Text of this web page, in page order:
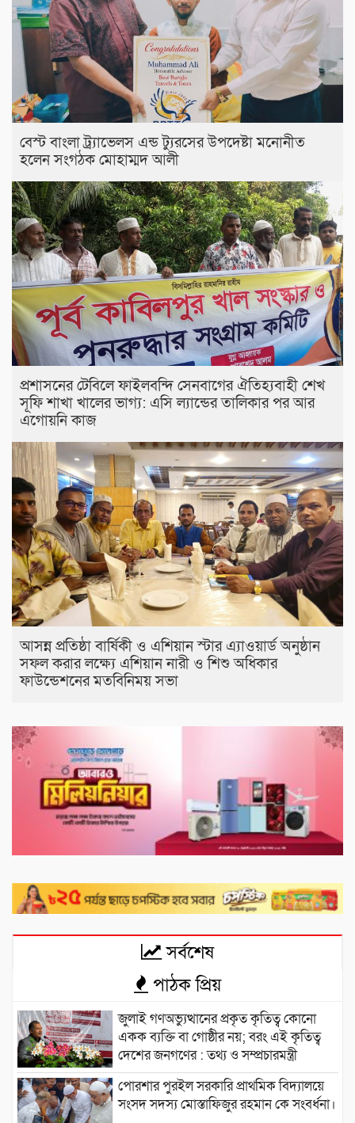
বেস্ট বাংলা ট্র্যাভেলস এন্ড ট্যুরসের উপদেষ্টা মনোনীত
হলেন সংগঠক মোহাম্মদ আলী
প্রশাসনের টেবিলে ফাইলবন্দি সেনবাগের ঐতিহ্যবাহী শেখ
সূফি শাখা খালের ভাগ্য: এসি ল্যান্ডের তালিকার পর আর
এগোয়নি কাজ
আসন্ন প্রতিষ্ঠা বার্ষিকী ও এশিয়ান স্টার এ‍্যাওয়ার্ড অনুষ্ঠান
সফল করার লক্ষ্যে এশিয়ান নারী ও শিশু অধিকার
ফাউন্ডেশনের মতবিনিময় সভা
সর্বশেষ
পাঠক প্রিয়
জুলাই গণঅভ্যুত্থানের প্রকৃত কৃতিত্ব কোনো
একক ব্যক্তি বা গোষ্ঠীর নয়; বরং এই কৃতিত্ব
দেশের জনগণের : তথ্য ও সম্প্রচারমন্ত্রী
পোরশার পুরইল সরকারি প্রাথমিক বিদ্যালয়ে
সংসদ সদস্য মোস্তাফিজুর রহমান কে সংবর্ধনা।